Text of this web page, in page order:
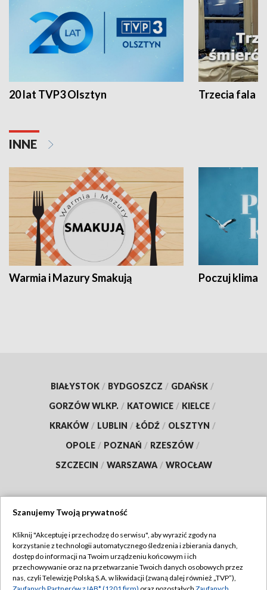
20 lat TVP3 Olsztyn Trzecia fala -
INNE
Warmia i Mazury Smakują Poczuj klimat
BIAŁYSTOK / BYDGOSZCZ / GDAŃSK /
GORZÓW WLKP. / KATOWICE / KIELCE /
KRAKÓW / LUBLIN / ŁÓDŹ / OLSZTYN /
OPOLE / POZNAŃ / RZESZÓW /
SZCZECIN / WARSZAWA / WROCŁAW
TVP
Abonament TVP
Emisja w TVP
Regulamin TVP
Szanujemy Twoją prywatność
Kliknij "Akceptuję i przechodzę do serwisu", aby wyrazić zgody na
korzystanie z technologii automatycznego śledzenia i zbierania danych,
dostęp do informacji na Twoim urządzeniu końcowym i ich
przechowywanie oraz na przetwarzanie Twoich danych osobowych przez
nas, czyli Telewizję Polską S.A. w likwidacji (zwaną dalej również „TVP”),